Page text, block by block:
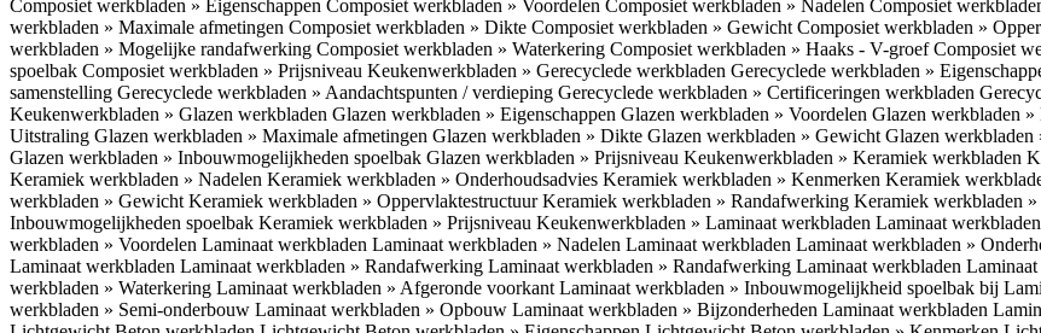
Composiet werkbladen » Eigenschappen Composiet werkbladen » Voordelen Composiet werkbladen » Nadelen Composiet
werkbladen » Maximale afmetingen Composiet werkbladen » Dikte Composiet werkbladen » Gewicht Composiet werkbladen »
werkbladen » Mogelijke randafwerking Composiet werkbladen » Waterkering Composiet werkbladen » Haaks - V-groefComposiet
spoelbak Composiet werkbladen » Prijsniveau Keukenwerkbladen » Gerecyclede werkbladen Gerecyclede werkbladen »
samenstelling Gerecyclede werkbladen » Aandachtspunten / verdieping Gerecyclede werkbladen » Certificeringen werkbladen
Keukenwerkbladen » Glazen werkbladen Glazen werkbladen » Eigenschappen Glazen werkbladen » Voordelen Glazen werkbladen »
Uitstraling Glazen werkbladen » Maximale afmetingen Glazen werkbladen » Dikte Glazen werkbladen » Gewicht Glazen werkbladen
Glazen werkbladen » Inbouwmogelijkheden spoelbak Glazen werkbladen » Prijsniveau Keukenwerkbladen » Keramiek werkbladen
Keramiek werkbladen » Nadelen Keramiek werkbladen » Onderhoudsadvies Keramiek werkbladen » Kenmerken Keramiek
werkbladen » Gewicht Keramiek werkbladen » OppervlaktestructuurKeramiek werkbladen » Randafwerking Keramiek werkbladen
Inbouwmogelijkheden spoelbak Keramiek werkbladen » Prijsniveau Keukenwerkbladen » Laminaat werkbladen Laminaat
werkbladen » Voordelen Laminaat werkbladen Laminaat werkbladen » Nadelen Laminaat werkbladen Laminaat werkbladen »
Laminaat werkbladen Laminaat werkbladen » Randafwerking Laminaat werkbladen » Randafwerking Laminaat werkbladen
werkbladen » Waterkering Laminaat werkbladen » Afgeronde voorkant Laminaat werkbladen » Inbouwmogelijkheid spoelbak bij
werkbladen » Semi-onderbouw Laminaat werkbladen » Opbouw Laminaat werkbladen » Bijzonderheden Laminaat werkbladen